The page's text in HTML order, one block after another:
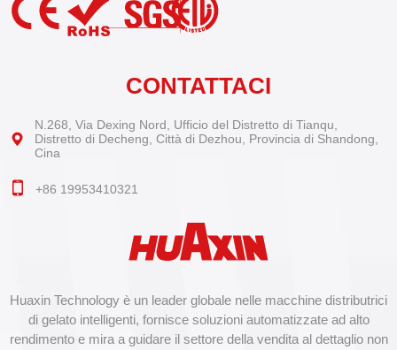
Huaxin Technology è un leader globale nelle macchine distributrici
di gelato intelligenti, fornisce soluzioni automatizzate ad alto
rendimento e mira a guidare il settore della vendita al dettaglio non
CONTATTACI
N.268, Via Dexing Nord, Ufficio del Distretto di Tianqu,
Distretto di Decheng, Città di Dezhou, Provincia di Shandong,
Cina
+86 19953410321